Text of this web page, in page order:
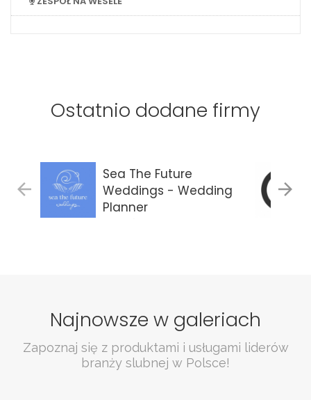
Ostatnio dodane firmy
Sea The Future
Weddings - Wedding
Planner
Najnowsze w galeriach
Zapoznaj się z produktami i usługami liderów
branży slubnej w Polsce!